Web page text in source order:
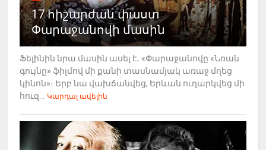
17 հիշարժան փաստ
Փարաջանովի մասին
Ֆելինին նրա մասին ասել է․ «Փարաջանովը «Նռան
գույնը» ֆիլմով մի քանի տասնամյակ առաջ մղեց
կինոն»։ Երբ նա վախճանվեց, Երևան ուղարկվեց մի
հուզ... Կարդալ ավելին